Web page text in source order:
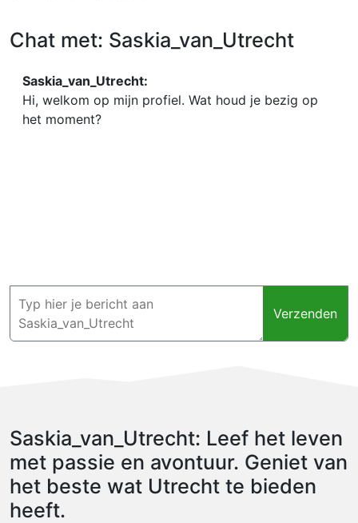
Chat met: Saskia_van_Utrecht
Saskia_van_Utrecht:
Hi, welkom op mijn profiel. Wat houd je bezig op
het moment?
Verzenden
Saskia_van_Utrecht: Leef het leven
met passie en avontuur. Geniet van
het beste wat Utrecht te bieden
heeft.